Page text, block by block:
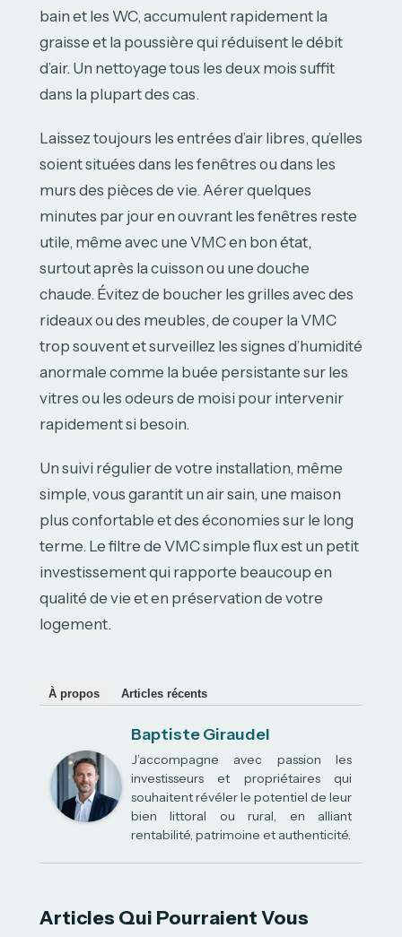
bain et les WC, accumulent rapidement la
graisse et la poussière qui réduisent le débit
d’air. Un nettoyage tous les deux mois suffit
dans la plupart des cas.
Laissez toujours les entrées d’air libres, qu’elles
soient situées dans les fenêtres ou dans les
murs des pièces de vie. Aérer quelques
minutes par jour en ouvrant les fenêtres reste
utile, même avec une VMC en bon état,
surtout après la cuisson ou une douche
chaude. Évitez de boucher les grilles avec des
rideaux ou des meubles, de couper la VMC
trop souvent et surveillez les signes d’humidité
anormale comme la buée persistante sur les
vitres ou les odeurs de moisi pour intervenir
rapidement si besoin.
Un suivi régulier de votre installation, même
simple, vous garantit un air sain, une maison
plus confortable et des économies sur le long
terme. Le filtre de VMC simple flux est un petit
investissement qui rapporte beaucoup en
qualité de vie et en préservation de votre
logement.
À propos Articles récents
Baptiste Giraudel
J’accompagne avec passion les
investisseurs et propriétaires qui
souhaitent révéler le potentiel de leur
bien littoral ou rural, en alliant
rentabilité, patrimoine et authenticité.
Articles Qui Pourraient Vous